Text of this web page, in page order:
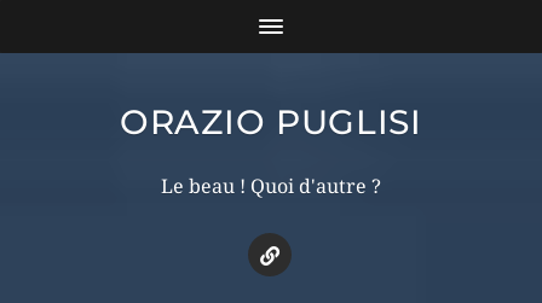
ORAZIO PUGLISI
Le beau ! Quoi d'autre ?